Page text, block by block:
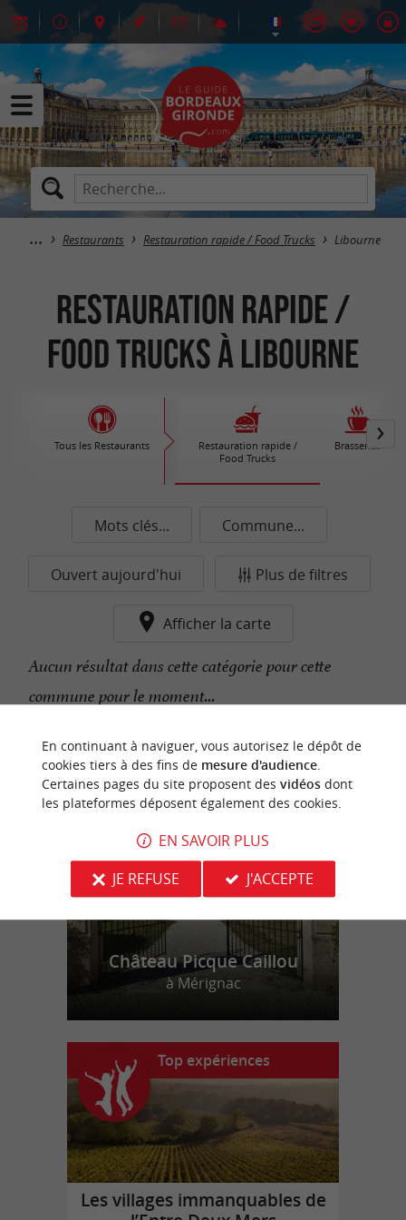
Restaurants Restauration rapide / Food Trucks Libourne
Restauration rapide /
Food Trucks à Libourne
Tous les Restaurants
Restauration rapide /
Food Trucks
Brasseries
Mots clés... Commune...
Ouvert aujourd'hui Plus de filtres
Afficher la carte
Aucun résultat dans cette catégorie pour cette
commune pour le moment...
n
o
t
r
e
c
o
u
p
d
e
c
o
e
u
r
Château Picque Caillou
à Mérignac
Top expériences
Les villages immanquables de
En continuant à naviguer, vous autorisez le dépôt de
cookies tiers à des fins de mesure d'audience.
Certaines pages du site proposent des vidéosdont
les plateformes déposent également des cookies.
EN SAVOIR PLUS
JE REFUSE
J'ACCEPTE